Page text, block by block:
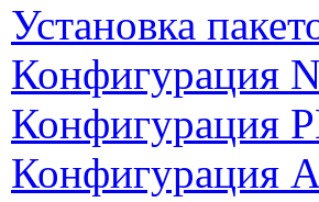
Установка
Конфигурация
Конфигурация
Конфигурация